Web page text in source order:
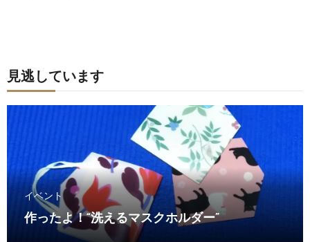
見逃しています
イベント
作ったよ！“洗えるマスクホルダー”